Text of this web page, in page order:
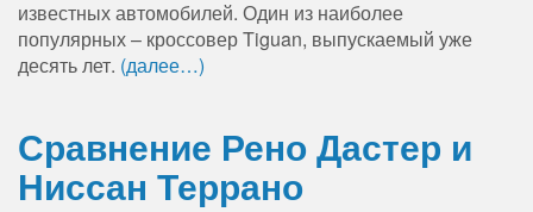
известных автомобилей. Один из наиболее
популярных – кроссовер Tiguan, выпускаемый уже
десять лет. (далее…)
Сравнение Рено Дастер и
Ниссан Террано